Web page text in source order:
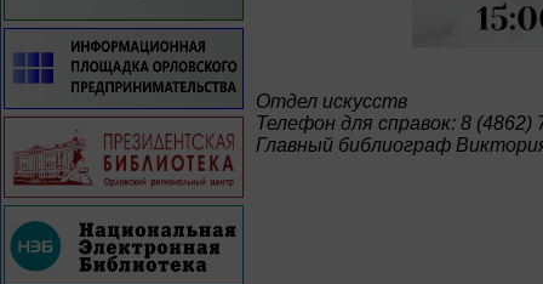
Отдел искусств
Телефон для справок: 8 (4862)
Главный библиограф